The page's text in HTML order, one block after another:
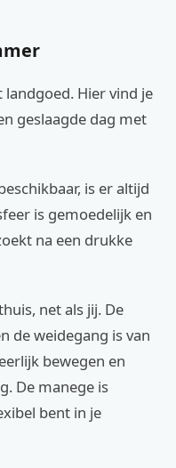
Hier vind je
geslaagde dag met
is er altijd
is gemoedelijk en
na een drukke
net als jij. De
de weidegang is van
bewegen en
De manege is
bent in je